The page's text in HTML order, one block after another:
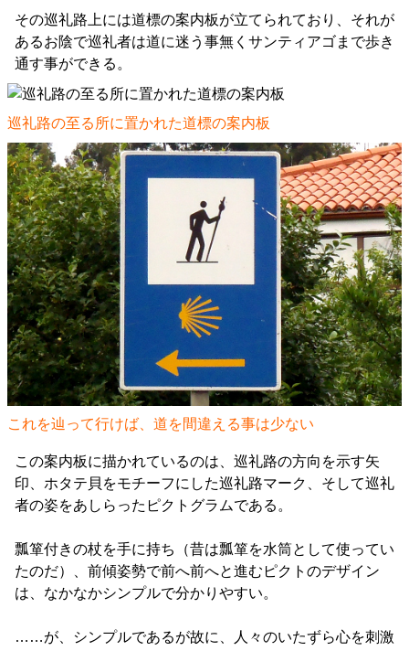
その巡礼路上には道標の案内板が立てられており、それが
あるお陰で巡礼者は道に迷う事無くサンティアゴまで歩き
通す事ができる。
巡礼路の至る所に置かれた道標の案内板
これを辿って行けば、道を間違える事は少ない
この案内板に描かれているのは、巡礼路の方向を示す矢
印、ホタテ貝をモチーフにした巡礼路マーク、そして巡礼
者の姿をあしらったピクトグラムである。
瓢箪付きの杖を手に持ち（昔は瓢箪を水筒として使ってい
たのだ）、前傾姿勢で前へ前へと進むピクトのデザイン
は、なかなかシンプルで分かりやすい。
……が、シンプルであるが故に、人々のいたずら心を刺激